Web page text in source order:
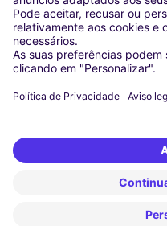
Vienna
Berlin
Cologne
Dusseldorf
Frankfurt
Munich